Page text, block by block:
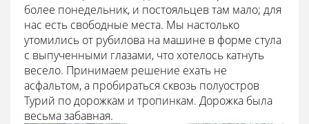
более понедельник, и постояльцев там мало; для
нас есть свободные места. Мы настолько
утомились от рубилова на машине в форме стула
с выпученными глазами, что хотелось катнуть
весело. Принимаем решение ехать не
асфальтом, а пробираться сквозь полуостров
Турий по дорожкам и тропинкам. Дорожка была
весьма забавная.